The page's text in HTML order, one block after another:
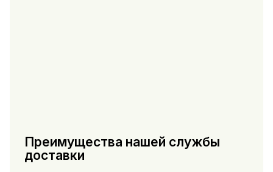
Преимущества нашей службы
доставки